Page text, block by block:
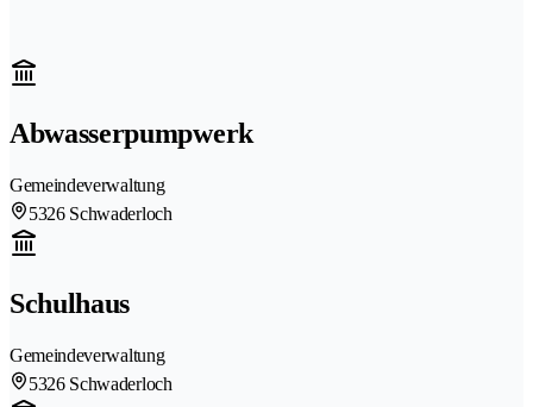
Abwasserpumpwerk
Gemeindeverwaltung
5326 Schwaderloch
Schulhaus
Gemeindeverwaltung
5326 Schwaderloch